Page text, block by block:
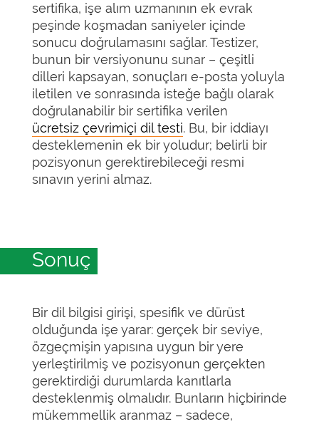
sertifika, işe alım uzmanının ek evrak
peşinde koşmadan saniyeler içinde
sonucu doğrulamasını sağlar. Testizer,
bunun bir versiyonunu sunar – çeşitli
dilleri kapsayan, sonuçları e-posta yoluyla
iletilen ve sonrasında isteğe bağlı olarak
doğrulanabilir bir sertifika verilen
ücretsiz çevrimiçi dil testi. Bu, bir iddiayı
desteklemenin ek bir yoludur; belirli bir
pozisyonun gerektirebileceği resmi
sınavın yerini almaz.
Sonuç
Bir dil bilgisi girişi, spesifik ve dürüst
olduğunda işe yarar: gerçek bir seviye,
özgeçmişin yapısına uygun bir yere
yerleştirilmiş ve pozisyonun gerçekten
gerektirdiği durumlarda kanıtlarla
desteklenmiş olmalıdır. Bunların hiçbirinde
mükemmellik aranmaz – sadece,